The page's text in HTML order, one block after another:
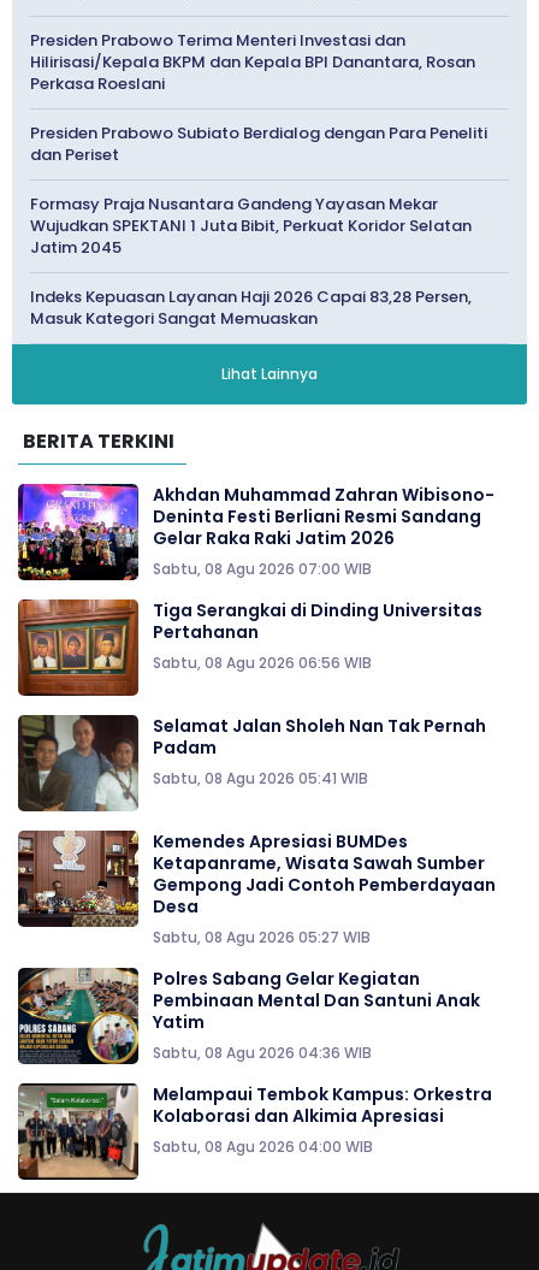
Presiden Prabowo Terima Menteri Investasi dan
Hilirisasi/Kepala BKPM dan Kepala BPI Danantara, Rosan
Perkasa Roeslani
Presiden Prabowo Subiato Berdialog dengan Para Peneliti
dan Periset
Formasy Praja Nusantara Gandeng Yayasan Mekar
Wujudkan SPEKTANI 1 Juta Bibit, Perkuat Koridor Selatan
Jatim 2045
Indeks Kepuasan Layanan Haji 2026 Capai 83,28 Persen,
Masuk Kategori Sangat Memuaskan
Lihat Lainnya
BERITA TERKINI
Akhdan Muhammad Zahran Wibisono-
Deninta Festi Berliani Resmi Sandang
Gelar Raka Raki Jatim 2026
Sabtu, 08 Agu 2026 07:00 WIB
Tiga Serangkai di Dinding Universitas
Pertahanan
Sabtu, 08 Agu 2026 06:56 WIB
Selamat Jalan Sholeh Nan Tak Pernah
Padam
Sabtu, 08 Agu 2026 05:41 WIB
Kemendes Apresiasi BUMDes
Ketapanrame, Wisata Sawah Sumber
Gempong Jadi Contoh Pemberdayaan
Desa
Sabtu, 08 Agu 2026 05:27 WIB
Polres Sabang Gelar Kegiatan
Pembinaan Mental Dan Santuni Anak
Yatim
Sabtu, 08 Agu 2026 04:36 WIB
Melampaui Tembok Kampus: Orkestra
Kolaborasi dan Alkimia Apresiasi
Sabtu, 08 Agu 2026 04:00 WIB